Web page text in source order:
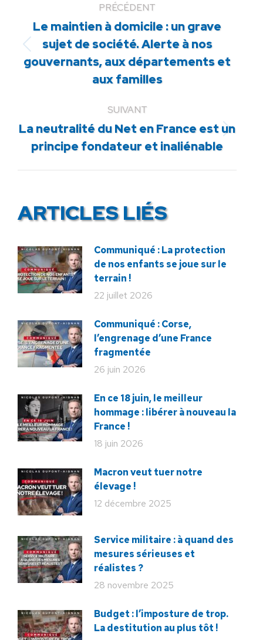
PRÉCÉDENT
Article
précédent
:
Le maintien à domicile : un grave
sujet de société. Alerte à nos
gouvernants, aux départements et
aux familles
SUIVANT
Article
suivant
La neutralité du Net en France est un
principe fondateur et inaliénable
ARTICLES LIÉS
Communiqué : La protection
de nos enfants se joue sur le
terrain !
22 juillet 2026
Communiqué : Corse,
l’engrenage d’une France
fragmentée
26 juin 2026
En ce 18 juin, le meilleur
hommage : libérer à nouveau la
France !
18 juin 2026
Macron veut tuer notre
élevage !
12 décembre 2025
Service militaire : à quand des
mesures sérieuses et
réalistes ?
28 novembre 2025
Budget : l’imposture de trop.
La destitution au plus tôt !